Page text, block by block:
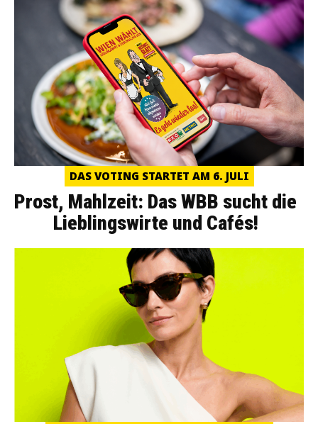
DAS VOTING STARTET AM 6. JULI
Prost, Mahlzeit: Das WBB sucht die
Lieblingswirte und Cafés!